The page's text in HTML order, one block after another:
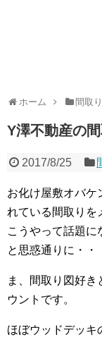
ホーム 間取
Y澤不動産の間
2017/8/25
お化け屋敷オバケ
れている間取りを
こうやって話題に
と思惑通りに・・
ま、間取り図好
ウントです。
ほぼウッドデッキ